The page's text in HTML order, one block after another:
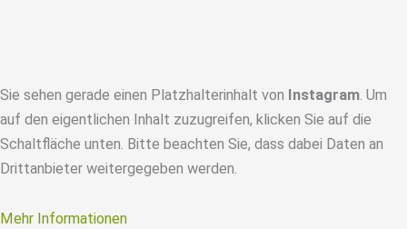
Sie sehen gerade einen Platzhalterinhalt von Instagram . Um
auf den eigentlichen Inhalt zuzugreifen, klicken Sie auf die
Schaltfläche unten. Bitte beachten Sie, dass dabei Daten an
Drittanbieter weitergegeben werden.
Mehr Informationen